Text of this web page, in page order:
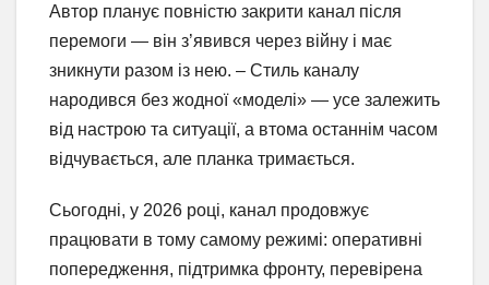
Автор планує повністю закрити канал після
перемоги — він з’явився через війну і має
зникнути разом із нею. – Стиль каналу
народився без жодної «моделі» — усе залежить
від настрою та ситуації, а втома останнім часом
відчувається, але планка тримається.
Сьогодні, у 2026 році, канал продовжує
працювати в тому самому режимі: оперативні
попередження, підтримка фронту, перевірена